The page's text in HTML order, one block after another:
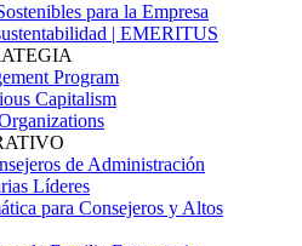
para la Empresa
| EMERITUS
Program
Capitalism
de Administración
Líderes
para Consejeros y Altos